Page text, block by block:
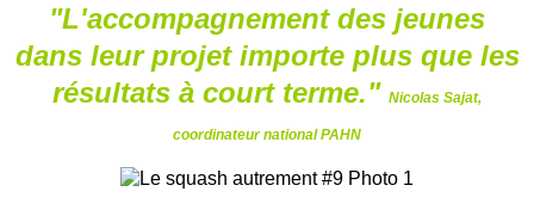
"L'accompagnement des jeunes
dans leur projet importe plus que les
résultats à court terme." Nicolas Sajat,
coordinateur national PAHN